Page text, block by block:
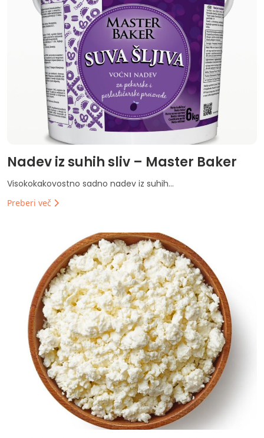
Nadev iz suhih sliv – Master Baker
Visokokakovostno sadno nadev iz suhih...
Preberi več